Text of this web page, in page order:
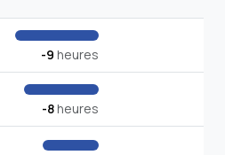
-9 heures
-8heures